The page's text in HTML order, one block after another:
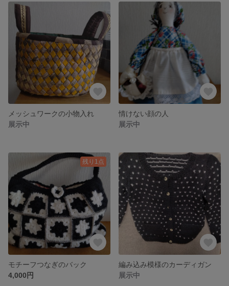
メッシュワークの小物入れ
展示中
情けない顔の人
展示中
残り1点
モチーフつなぎのバック
4,000円
編み込み模様のカーディガン
展示中